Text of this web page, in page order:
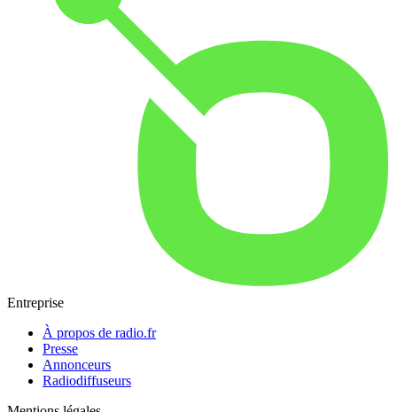
Entreprise
À propos de radio.fr
Presse
Annonceurs
Radiodiffuseurs